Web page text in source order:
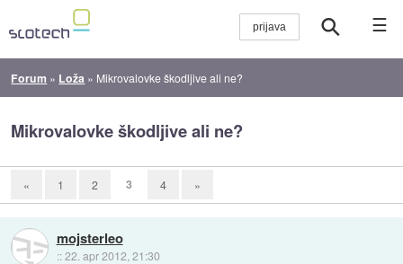
☰
Forum » Loža » Mikrovalovke škodljive ali ne?
Mikrovalovke škodljive ali ne?
« 1 2 3 4 »
mojsterleo
::22. apr 2012, 21:30